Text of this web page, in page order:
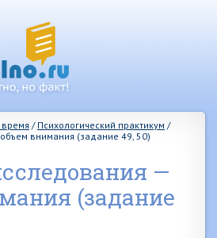
/ Психологический практикум /
внимания (задание 49, 50)
—
(задание